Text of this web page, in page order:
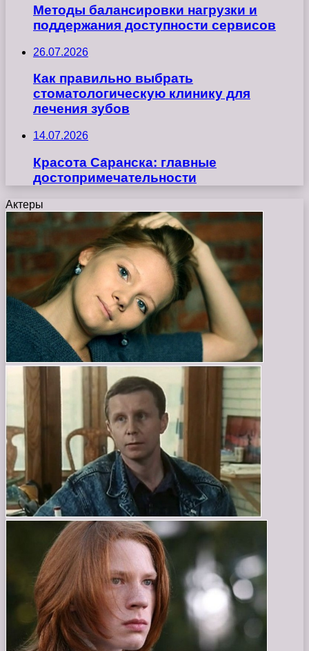
Методы балансировки нагрузки и
поддержания доступности сервисов
26.07.2026
Как правильно выбрать
стоматологическую клинику для
лечения зубов
14.07.2026
Красота Саранска: главные
достопримечательности
Актеры